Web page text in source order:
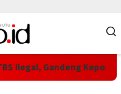
Gandeng Kepolisian